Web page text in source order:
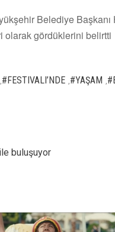
Belediye
olarak gördüklerini belirtti
#FESTIVALI’NDE #YAŞAM
buluşuyor